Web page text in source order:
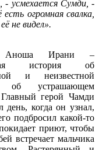
- усмехается Сумди, -
огромная свалка,
не видел».
Аноша Ирани –
история об
и неизвестной
об устрашающем
герой Чамди
день, когда он узнал,
подбросил какой-то
приют, чтобы
встречает мальчика